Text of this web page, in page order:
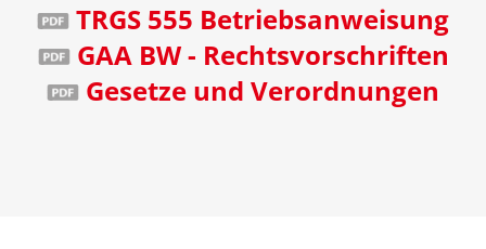
TRGS 555 Betriebsanweisung
GAA BW - Rechtsvorschriften
Gesetze und Verordnungen